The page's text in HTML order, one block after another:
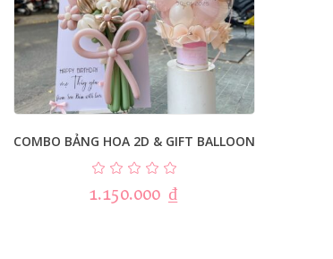
COMBO BẢNG HOA 2D & GIFT BALLOON
1.150.000 ₫